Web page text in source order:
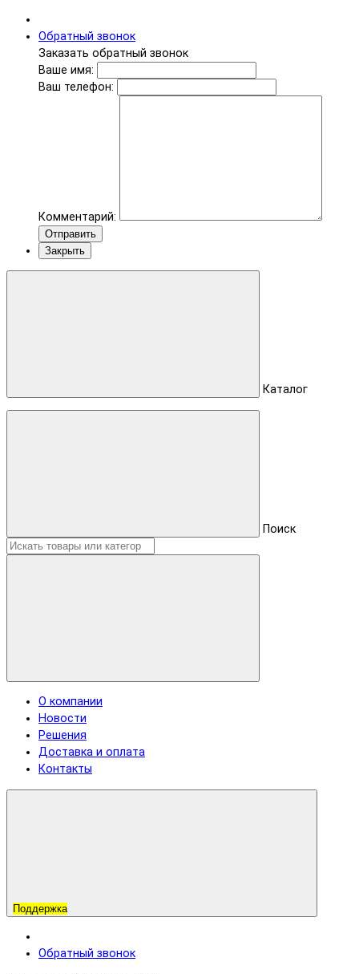
Обратный звонок
Заказать обратный звонок
Ваше имя:
Ваш телефон:
Комментарий:
Отправить
Закрыть
Каталог
Поиск
О компании
Новости
Решения
Доставка и оплата
Контакты
Поддержка
Обратный звонок